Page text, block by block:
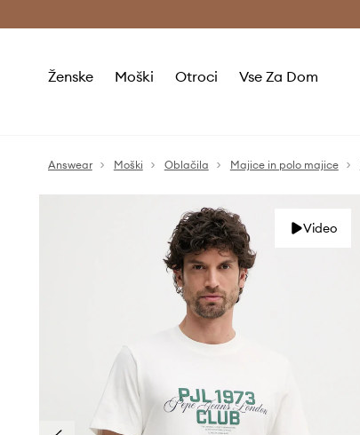
Ženske Moški Otroci Vse Za Dom
Answear Moški Oblačila Majice in polo majice
Video